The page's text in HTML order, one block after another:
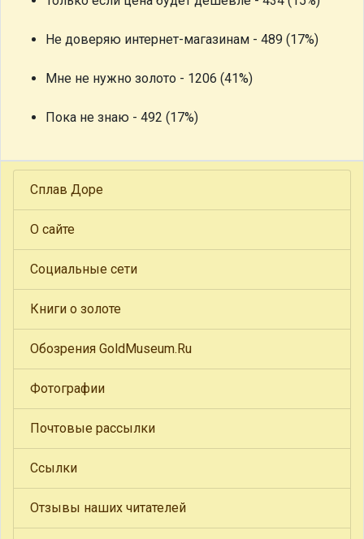
Не доверяю интернет-магазинам - 489 (17%)
Мне не нужно золото - 1206 (41%)
Пока не знаю - 492 (17%)
Сплав Доре
О сайте
Социальные сети
Книги о золоте
Обозрения GoldMuseum.Ru
Фотографии
Почтовые рассылки
Ссылки
Отзывы наших читателей